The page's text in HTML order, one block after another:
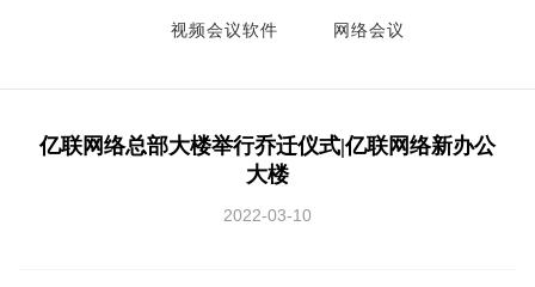
视频会议软件 网络会议
亿联网络总部大楼举行乔迁仪式|亿联网络新办公
大楼
2022-03-10